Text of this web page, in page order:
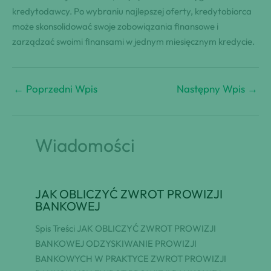
kredytodawcy. Po wybraniu najlepszej oferty, kredytobiorca
może skonsolidować swoje zobowiązania finansowe i
zarządzać swoimi finansami w jednym miesięcznym kredycie.
← Poprzedni Wpis Następny Wpis →
Wiadomości
JAK OBLICZYĆ ZWROT PROWIZJI
BANKOWEJ
Spis Treści JAK OBLICZYĆ ZWROT PROWIZJI
BANKOWEJ ODZYSKIWANIE PROWIZJI
BANKOWYCH W PRAKTYCE ZWROT PROWIZJI